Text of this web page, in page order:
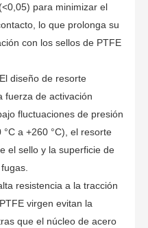
para minimizar el
lo que prolonga su
con los sellos de PTFE
diseño de resorte
fuerza de activación
fluctuaciones de presión
a +260 °C), el resorte
el sello y la superficie de
resistencia a la tracción
virgen evitan la
que el núcleo de acero